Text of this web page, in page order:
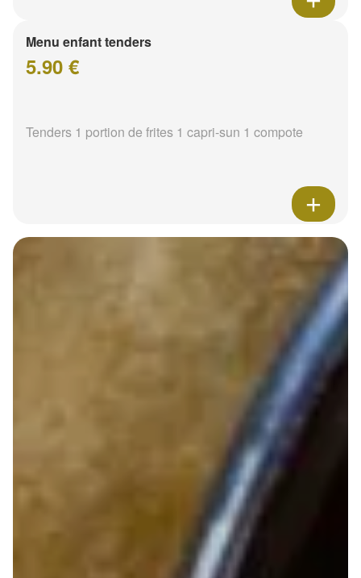
Menu enfant tenders
5.90 €
Tenders 1 portion de frites 1 capri-sun 1 compote